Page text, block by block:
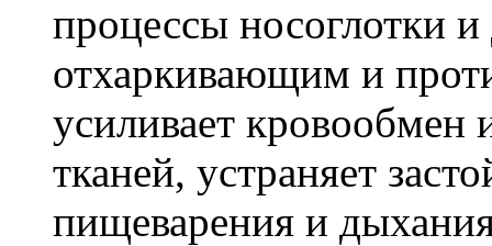
процессы носоглотки
отхаркивающим и
усиливает
тканей, устраняет
пищеварения и